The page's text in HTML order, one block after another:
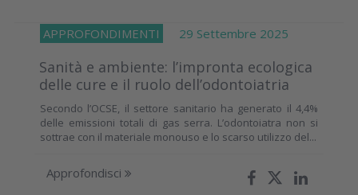
APPROFONDIMENTI 29 Settembre 2025
Sanità e ambiente: l’impronta ecologica
delle cure e il ruolo dell’odontoiatria
Secondo l’OCSE, il settore sanitario ha generato il 4,4%
delle emissioni totali di gas serra. L’odontoiatra non si
sottrae con il materiale monouso e lo scarso utilizzo del...
Approfondisci